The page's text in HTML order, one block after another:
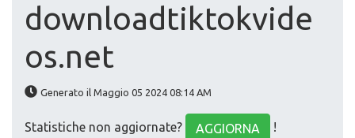
downloadtiktokvide
os.net
Generato il Maggio 05 2024 08:14 AM
Statistiche non aggiornate? AGGIORNA !